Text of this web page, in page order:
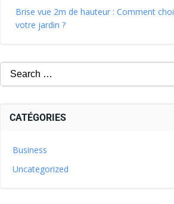
Brise vue 2m de hauteur : Comment
votre jardin ?
CATÉGORIES
Business
Uncategorized